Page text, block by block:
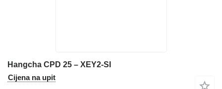
Hangcha CPD 25 – XEY2-SI
Cijena na upit